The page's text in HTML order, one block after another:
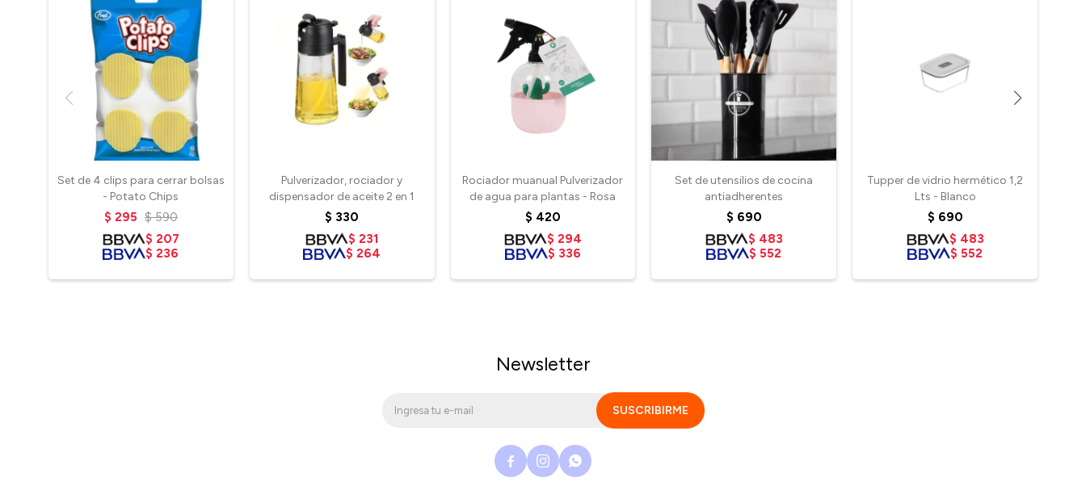
Set de 4 clips para cerrar bolsas
- Potato Chips
$ 295 $ 590
$ 207
$ 236
Pulverizador, rociador y
dispensador de aceite 2 en 1
$ 330
$ 231
$ 264
Rociador muanual Pulverizador
de agua para plantas - Rosa
$ 420
$ 294
$ 336
Set de utensilios de cocina
antiadherentes
$ 690
$ 483
$ 552
Tupper de vidrio hermético 1,2
Lts - Blanco
$ 690
$ 483
$ 552
Newsletter
SUSCRIBIRME
  